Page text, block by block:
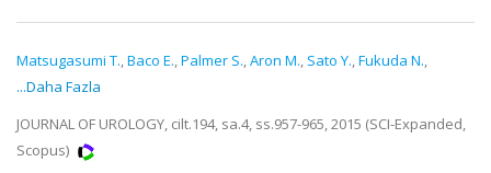
Matsugasumi T.,Baco E.,Palmer S.,Aron M., Sato Y.,Fukuda N.,
...Daha Fazla
JOURNAL OF UROLOGY, cilt.194, sa.4, ss.957-965, 2015 (SCI-Expanded,
Scopus)